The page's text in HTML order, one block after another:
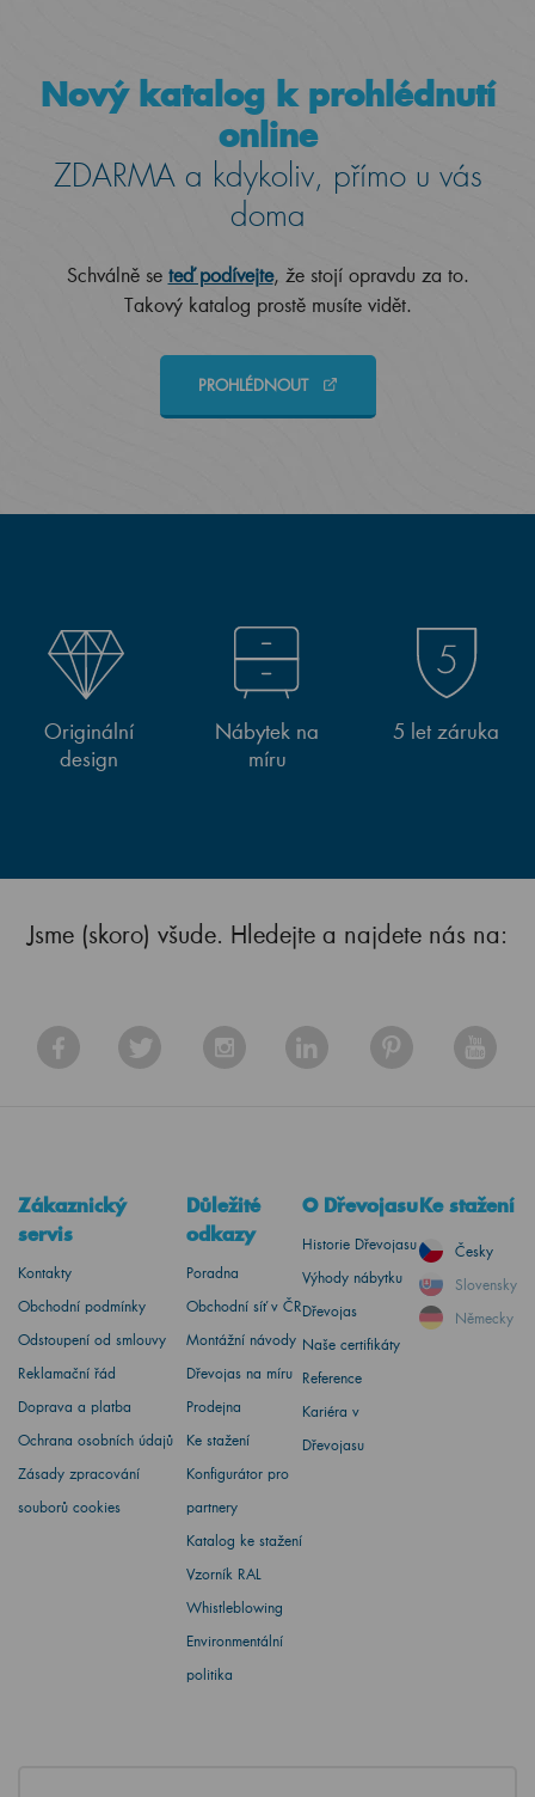
Nový katalog k prohlédnutí
online
ZDARMA a kdykoliv, přímo u vás
doma
Schválně se teď podívejte, že stojí opravdu za to.
Takový katalog prostě musíte vidět.
PROHLÉDNOUT
Originální
design
Nábytek na
míru
5 let záruka
Jsme (skoro) všude. Hledejte a najdete nás na:
Zákaznický
servis
Kontakty
Obchodní podmínky
Odstoupení od smlouvy
Reklamační řád
Doprava a platba
Ochrana osobních údajů
Zásady zpracování
souborů cookies
Důležité
odkazy
Poradna
Obchodní síť v ČR
Montážní návody
Dřevojas na míru
Prodejna
Ke stažení
Konfigurátor pro
partnery
Katalog ke stažení
Vzorník RAL
Whistleblowing
Environmentální
politika
O Dřevojasu
Historie Dřevojasu
Výhody nábytku
Dřevojas
Naše certifikáty
Reference
Kariéra v
Dřevojasu
Ke stažení
Česky
Slovensky
Německy